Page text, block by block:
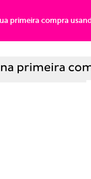
primeira compra